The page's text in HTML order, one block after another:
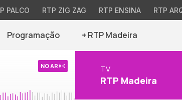
PALCO RTP ZIG ZAG RTP ENSINA RTP
Programação + RTP Madeira
NO AR TV
RTP Madeira